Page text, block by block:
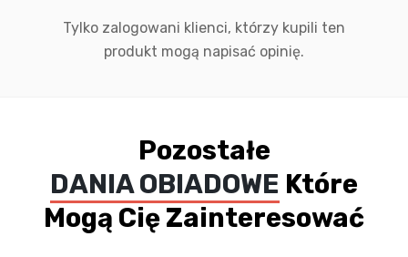
Tylko zalogowani klienci, którzy kupili ten
produkt mogą napisać opinię.
Pozostałe
DANIA OBIADOWE Które
Mogą Cię Zainteresować